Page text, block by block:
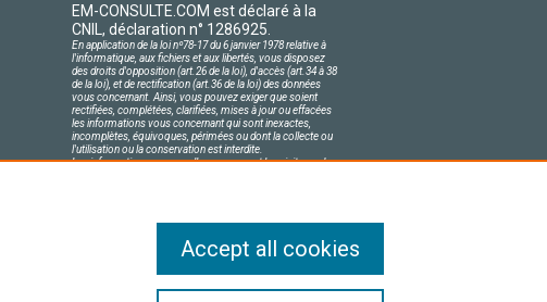
EM-CONSULTE.COM est déclaré à la
CNIL, déclaration n° 1286925.
En application de la loi nº78-17 du 6 janvier 1978 relative à
l'informatique, aux fichiers et aux libertés, vous disposez
des droits d'opposition (art.26 de la loi), d'accès (art.34 à 38
de la loi), et de rectification (art.36 de la loi) des données
vous concernant. Ainsi, vous pouvez exiger que soient
rectifiées, complétées, clarifiées, mises à jour ou effacées
les informations vous concernant qui sont inexactes,
incomplètes, équivoques, périmées ou dont la collecte ou
l'utilisation ou la conservation est interdite.
Les informations personnelles concernant les visiteurs de
Accept all cookies